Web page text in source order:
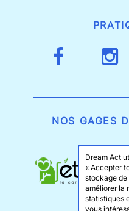
NOS GAGES
Dream Act
« Accepter
stockage de
améliorer la
statistiques
vous